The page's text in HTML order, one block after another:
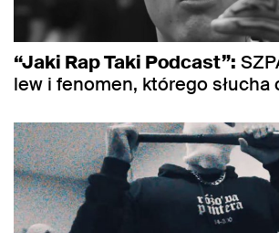
“Jaki Rap Taki Podcast”:
lew i fenomen, którego słucha